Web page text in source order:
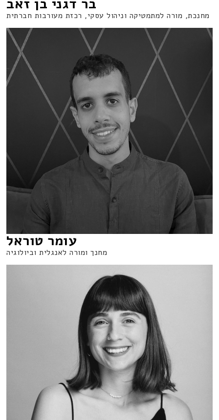
בר דגני בן זאב
מחנכת, מורה למתמטיקה וניהול עסקי, רכזת מעורבות חברתית
עומר טוראל
מחנך ומורה לאנגלית וביולוגיה